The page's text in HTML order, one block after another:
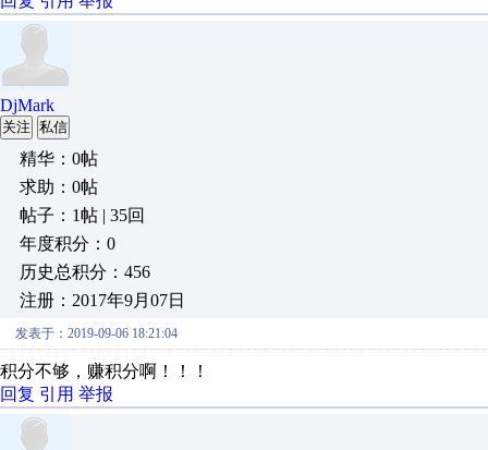
DjMark
关注 私信
精华：0帖
求助：0帖
帖子：1帖 | 35回
年度积分：0
历史总积分：456
注册：2017年9月07日
发表于：2019-09-06 18:21:04
积分不够，赚积分啊！！！
回复 引用 举报